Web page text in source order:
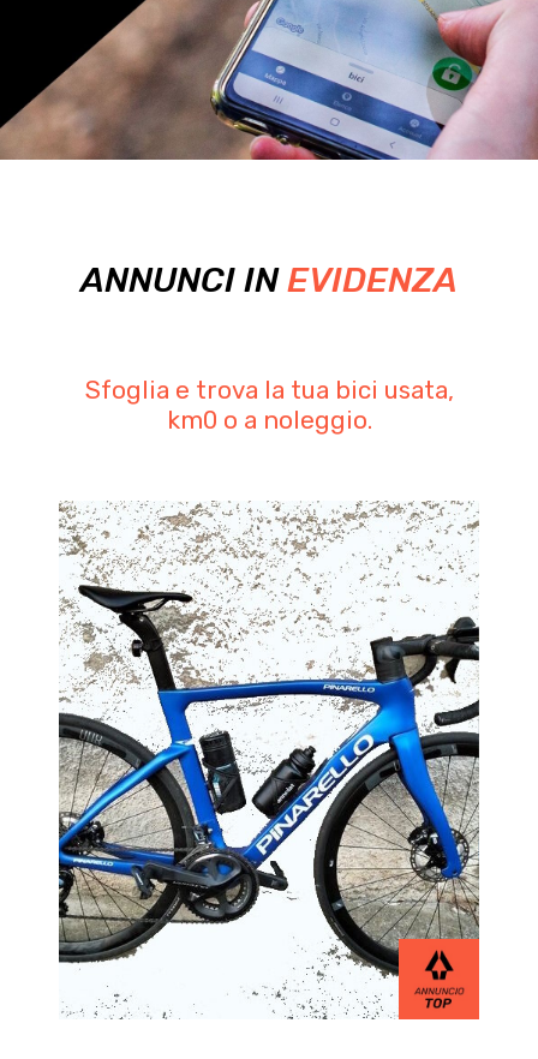
ANNUNCI INEVIDENZA
Sfoglia e trova la tua bici usata,
km0 o a noleggio.